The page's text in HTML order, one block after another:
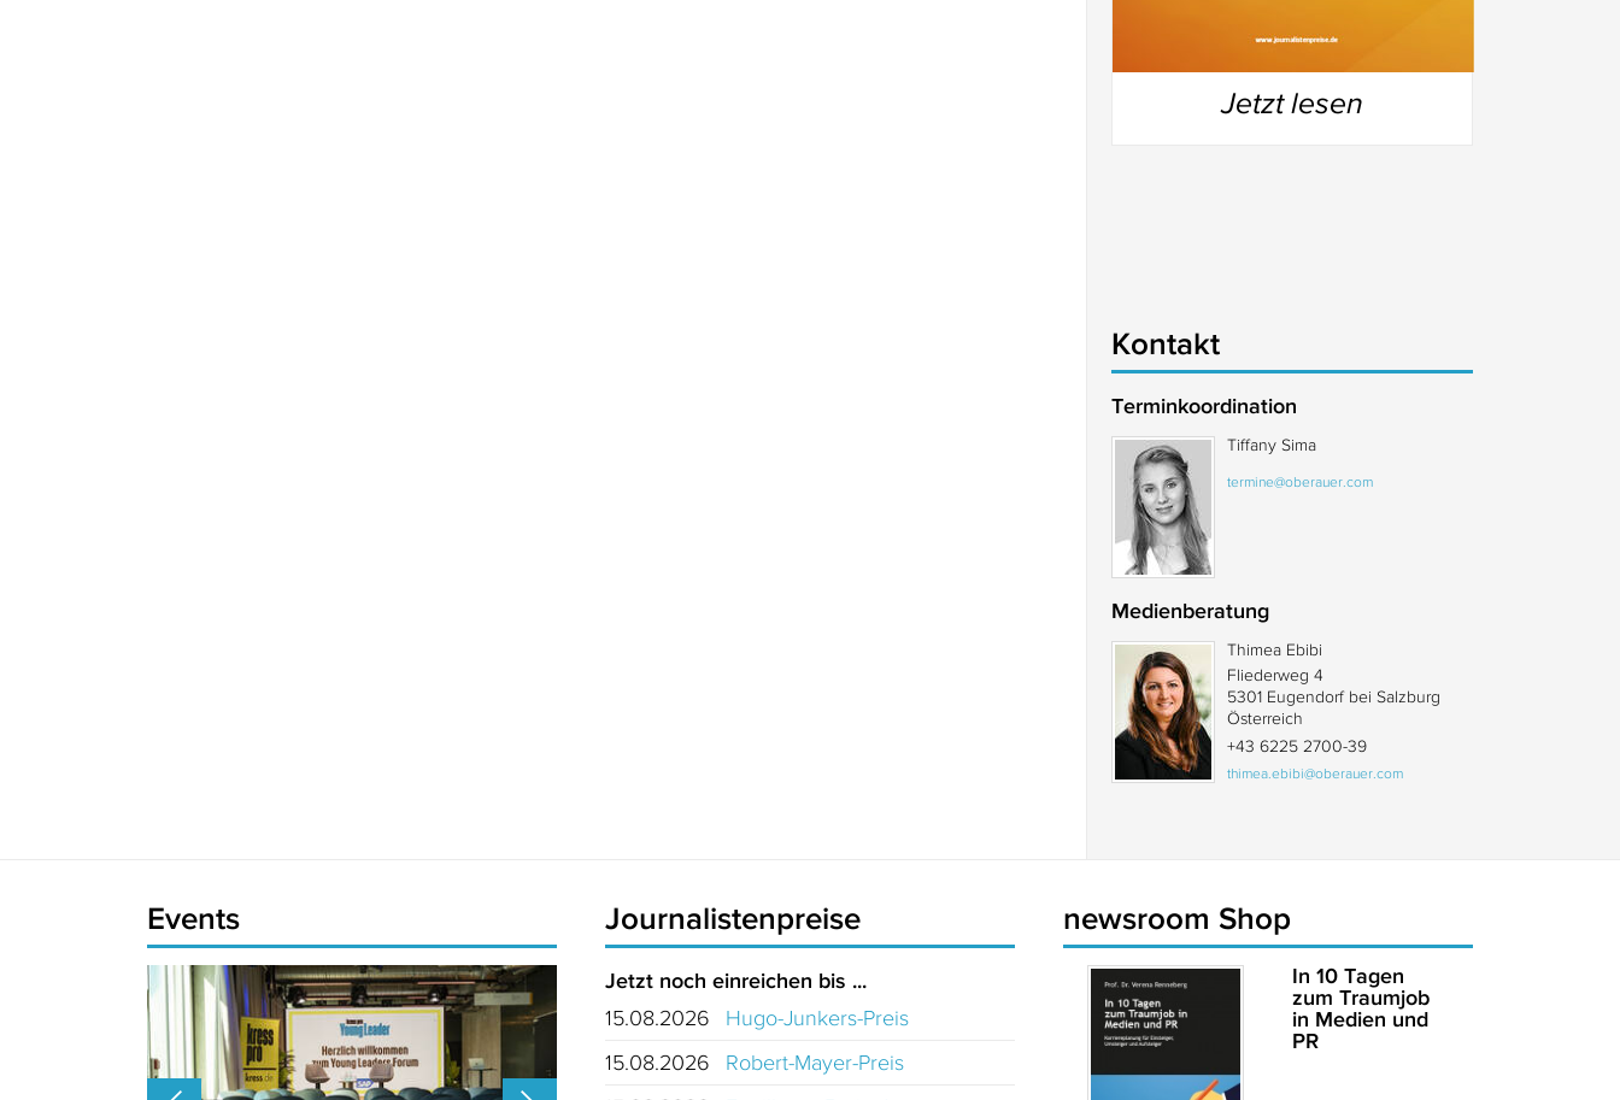
Jetzt lesen
Kontakt
Terminkoordination
Tiffany Sima
termine@oberauer.com
Medienberatung
Thimea Ebibi
Fliederweg 4
5301 Eugendorf bei Salzburg
Österreich
+43 6225 2700-39
thimea.ebibi@oberauer.com
Events Journalistenpreise
Jetzt noch einreichen bis ...
15.08.2026
Hugo-Junkers-Preis
15.08.2026
Robert-Mayer-Preis
newsroom Shop
In 10 Tagen
zum Traumjob
in Medien und
PR